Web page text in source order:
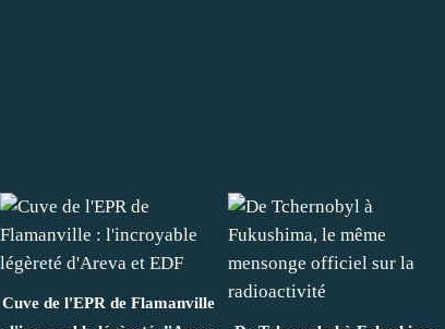
Cuve de l'EPR de Flamanville